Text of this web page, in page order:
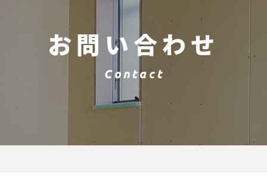
お問い合わせ
Contact